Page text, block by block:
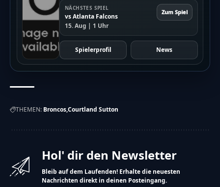
NÄCHSTES SPIEL
vs Atlanta Falcons
15. Aug | 1 Uhr
Zum Spiel
Spielerprofil News
THEMEN: BroncosCourtland Sutton
Hol' dir den Newsletter
Bleib auf dem Laufenden! Erhalte die neuesten
Nachrichten direkt in deinen Posteingang.